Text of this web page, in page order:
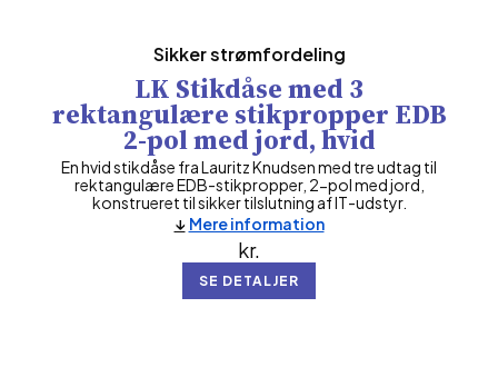
Sikker strømfordeling
LK Stikdåse med 3
rektangulære stikpropper EDB
2-pol med jord, hvid
En hvid stikdåse fra Lauritz Knudsen med tre udtag til
rektangulære EDB-stikpropper, 2-pol med jord,
konstrueret til sikker tilslutning af IT-udstyr.
kr.
SE DETALJER
Mere information